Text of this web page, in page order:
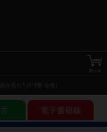
が見た? (1-7巻 全巻)
電子書籍版